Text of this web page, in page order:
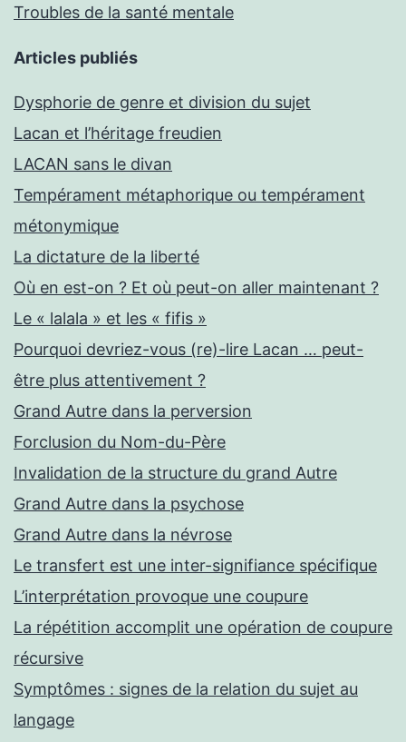
Troubles de la santé mentale
Articles publiés
Dysphorie de genre et division du sujet
Lacan et l’héritage freudien
LACAN sans le divan
Tempérament métaphorique ou tempérament
métonymique
La dictature de la liberté
Où en est-on ? Et où peut-on aller maintenant ?
Le « lalala » et les « fifis »
Pourquoi devriez-vous (re)-lire Lacan … peut-
être plus attentivement ?
Grand Autre dans la perversion
Forclusion du Nom-du-Père
Invalidation de la structure du grand Autre
Grand Autre dans la psychose
Grand Autre dans la névrose
Le transfert est une inter-signifiance spécifique
L’interprétation provoque une coupure
La répétition accomplit une opération de coupure
récursive
Symptômes : signes de la relation du sujet au
langage